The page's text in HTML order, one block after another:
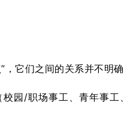
它们之间的关系并不明确
园/职场事工、青年事工